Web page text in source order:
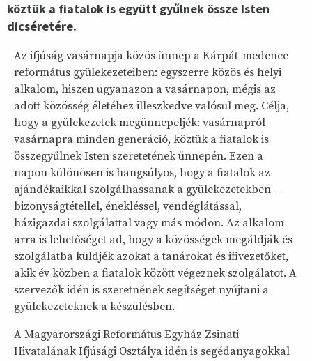
köztük a fiatalok is együtt gyűlnek össze Isten
dicséretére.
Az ifjúság vasárnapja közös ünnep a Kárpát-medence
református gyülekezeteiben: egyszerre közös és helyi
alkalom, hiszen ugyanazon a vasárnapon, mégis az
adott közösség életéhez illeszkedve valósul meg. Célja,
hogy a gyülekezetek megünnepeljék: vasárnapról
vasárnapra minden generáció, köztük a fiatalok is
összegyűlnek Isten szeretetének ünnepén. Ezen a
napon különösen is hangsúlyos, hogy a fiatalok az
ajándékaikkal szolgálhassanak a gyülekezetekben –
bizonyságtétellel, énekléssel, vendéglátással,
házigazdai szolgálattal vagy más módon. Az alkalom
arra is lehetőséget ad, hogy a közösségek megáldják és
szolgálatba küldjék azokat a tanárokat és ifivezetőket,
akik év közben a fiatalok között végeznek szolgálatot. A
szervezők idén is szeretnének segítséget nyújtani a
gyülekezeteknek a készülésben.
A Magyarországi Református Egyház Zsinati
Hivatalának Ifjúsági Osztálya idén is segédanyagokkal